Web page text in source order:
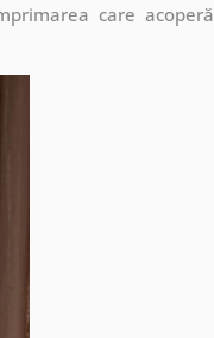
care acoperă